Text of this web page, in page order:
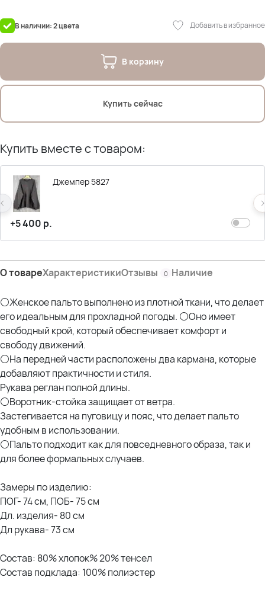
На фото модель Дарья.
Параметры: рост 175см; ОГ 107см; ОТ 90см; ОЖ 112см; ОБ 120см
В наличии: 2 цвета Добавить в избранное
В корзину
Купить сейчас
Купить вместе с товаром:
Джемпер 5827
+5 400 р.
О товареХарактеристикиОтзывы 0 Наличие
⚪Женское пальто выполнено из плотной ткани, что делает
его идеальным для прохладной погоды. ⚪Оно имеет
свободный крой, который обеспечивает комфорт и
свободу движений.
⚪На передней части расположены два кармана, которые
добавляют практичности и стиля.
Рукава реглан полной длины.
⚪Воротник-стойка защищает от ветра.
Застегивается на пуговицу и пояс, что делает пальто
удобным в использовании.
⚪Пальто подходит как для повседневного образа, так и
для более формальных случаев.
Замеры по изделию:
ПОГ- 74 см, ПОБ- 75 см
Дл. изделия- 80 см
Дл рукава- 73 см
Состав: 80% хлопок% 20% тенсел
Состав подклада: 100% полиэстер